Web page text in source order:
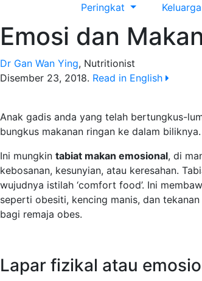
Peringkat
Emosi dan
Dr Gan Wan Ying, Nutritionist
Disember 23, 2018. Read in English
Anak gadis anda yang telah bertungkus-
bungkus makanan ringan ke dalam
Ini mungkin tabiat makan emosional, di
kebosanan, kesunyian, atau keresahan.
wujudnya istilah ‘comfort food’. Ini
seperti obesiti, kencing manis, dan
bagi remaja obes.
Lapar fizikal atau